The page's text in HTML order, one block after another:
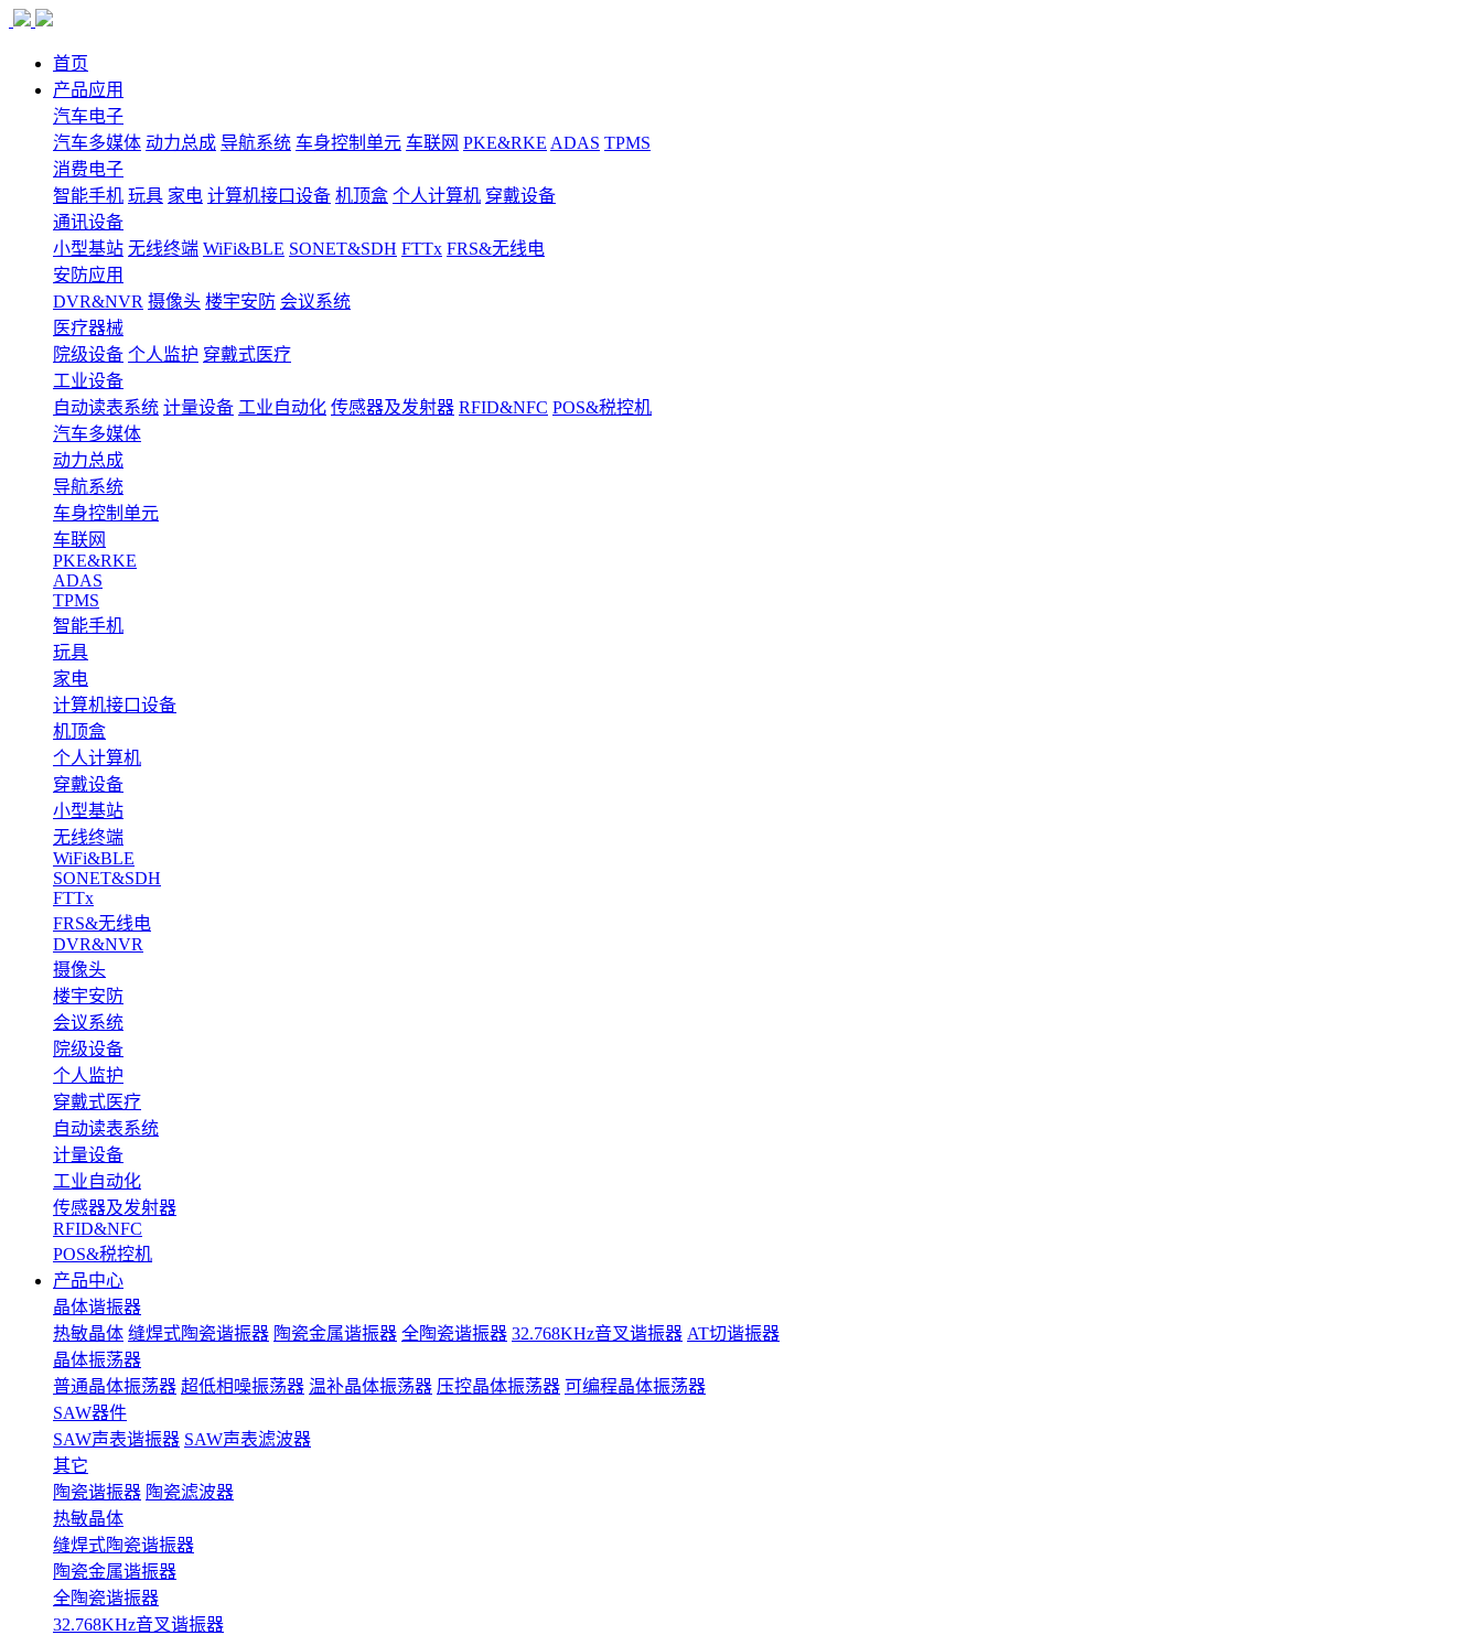
首页
产品应用
汽车电子
汽车多媒体 动力总成 导航系统 车身控制单元 车联网 PKE&RKE ADAS TPMS
消费电子
智能手机 玩具 家电 计算机接口设备 机顶盒 个人计算机 穿戴设备
通讯设备
小型基站 无线终端 WiFi&BLE SONET&SDH FTTx FRS&无线电
安防应用
DVR&NVR 摄像头 楼宇安防 会议系统
医疗器械
院级设备 个人监护 穿戴式医疗
工业设备
自动读表系统 计量设备 工业自动化 传感器及发射器 RFID&NFC POS&税控机
汽车多媒体
动力总成
导航系统
车身控制单元
车联网
PKE&RKE
ADAS
TPMS
智能手机
玩具
家电
计算机接口设备
机顶盒
个人计算机
穿戴设备
小型基站
无线终端
WiFi&BLE
SONET&SDH
FTTx
FRS&无线电
DVR&NVR
摄像头
楼宇安防
会议系统
院级设备
个人监护
穿戴式医疗
自动读表系统
计量设备
工业自动化
传感器及发射器
RFID&NFC
POS&税控机
产品中心
晶体谐振器
热敏晶体 缝焊式陶瓷谐振器 陶瓷金属谐振器 全陶瓷谐振器 32.768KHz音叉谐振器 AT切谐振器
晶体振荡器
普通晶体振荡器 超低相噪振荡器 温补晶体振荡器 压控晶体振荡器 可编程晶体振荡器
SAW器件
SAW声表谐振器 SAW声表滤波器
其它
陶瓷谐振器 陶瓷滤波器
热敏晶体
缝焊式陶瓷谐振器
陶瓷金属谐振器
全陶瓷谐振器
32.768KHz音叉谐振器